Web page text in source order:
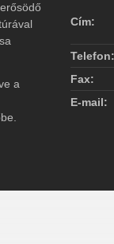
a
Cím:
Telefon:
Fax:
E-mail: